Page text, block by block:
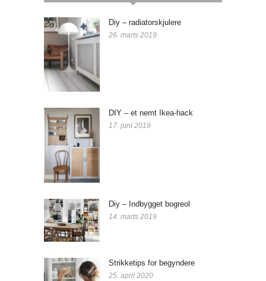
Diy – radiatorskjulere
26. marts 2019
DIY – et nemt Ikea-hack
17. juni 2019
Diy – Indbygget bogreol
14. marts 2019
Strikketips for begyndere
25. april 2020